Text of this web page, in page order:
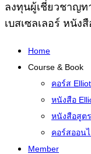
ลงทุนผู้เชี่ยวชาญท
เบสเซลเลอร์ หนัง
Home
Course & Book
คอร์ส
หนังสือ
หนังสือสูต
คอร์สออน
Member